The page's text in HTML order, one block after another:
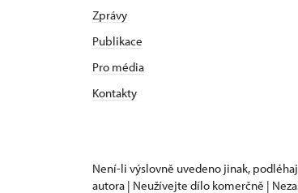
Zprávy
Publikace
Pro média
Kontakty
Není-li výslovně uvedeno jinak,
autora | Neužívejte dílo komerčně |